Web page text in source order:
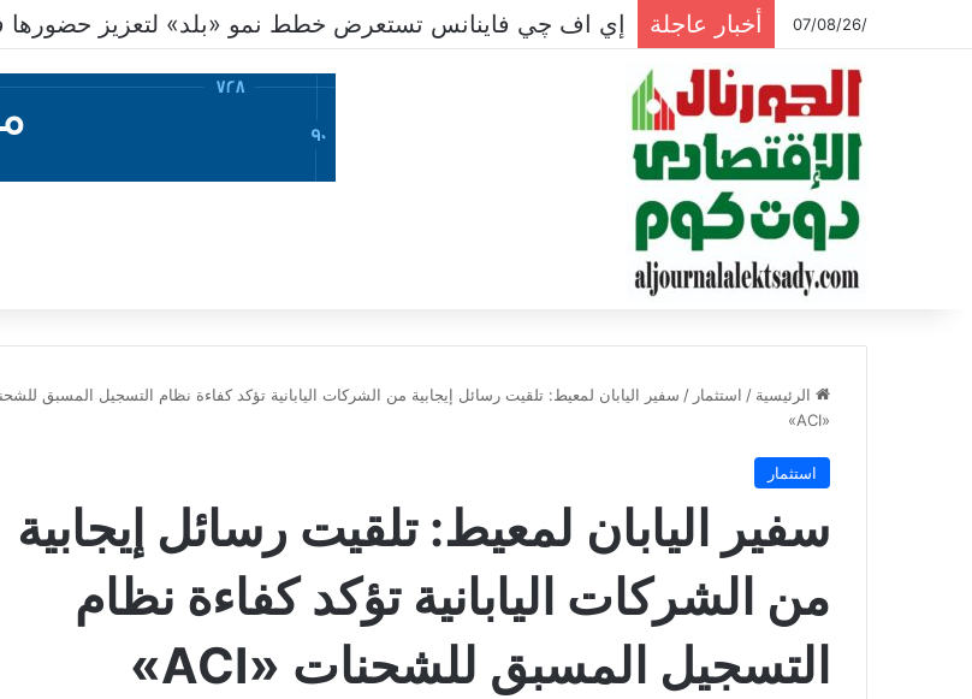
/07/08/26 أخبار عاجلة إي اف چي فاينانس تستعرض خطط نمو «بلد» لتعزيز حضورها
الرئيسية / استثمار / سفير اليابان لمعيط: تلقيت رسائل إيجابية من الشركات اليابانية تؤكد كفاءة نظام التسجيل المسبق
«ACI»
استثمار
سفير اليابان لمعيط: تلقيت رسائل إيجابية
من الشركات اليابانية تؤكد كفاءة نظام
التسجيل المسبق للشحنات «ACI»